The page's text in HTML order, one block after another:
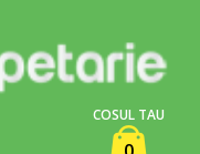
COSUL TAU